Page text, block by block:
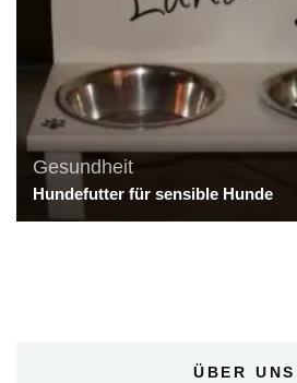
Gesundheit
Hundefutter für sensible Hunde
ÜBER UNS